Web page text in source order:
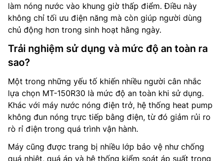
làm nóng nước vào khung giờ thấp điểm. Điều này
không chỉ tối ưu điện năng mà còn giúp người dùng
chủ động hơn trong sinh hoạt hằng ngày.
Trải nghiệm sử dụng và mức độ an toàn ra
sao?
Một trong những yếu tố khiến nhiều người cân nhắc
lựa chọn MT-150R30 là mức độ an toàn khi sử dụng.
Khác với máy nước nóng điện trở, hệ thống heat pump
không đun nóng trực tiếp bằng điện, từ đó giảm rủi ro
rò rỉ điện trong quá trình vận hành.
Máy cũng được trang bị nhiều lớp bảo vệ như chống
quá nhiệt, quá áp và hệ thống kiểm soát áp suất trong